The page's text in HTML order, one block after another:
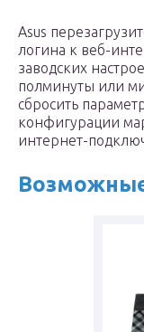
Asus
логина к веб-
заводских
полминуты или
сбросить
конфигурации
интернет-